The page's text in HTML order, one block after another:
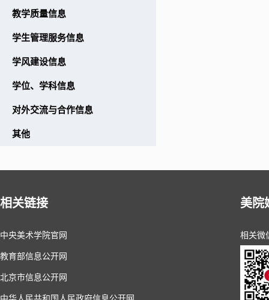
教学质量信息
学生管理服务信息
学风建设信息
学位、学科信息
对外交流与合作信息
其他
相关链接
中央美术学院官网
教育部信息公开网
北京市信息公开网
中华人民共和国人民政府信息公开网
美院
相关微